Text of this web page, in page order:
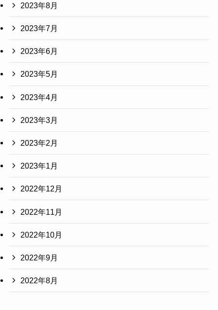
2023年8月
2023年7月
2023年6月
2023年5月
2023年4月
2023年3月
2023年2月
2023年1月
2022年12月
2022年11月
2022年10月
2022年9月
2022年8月